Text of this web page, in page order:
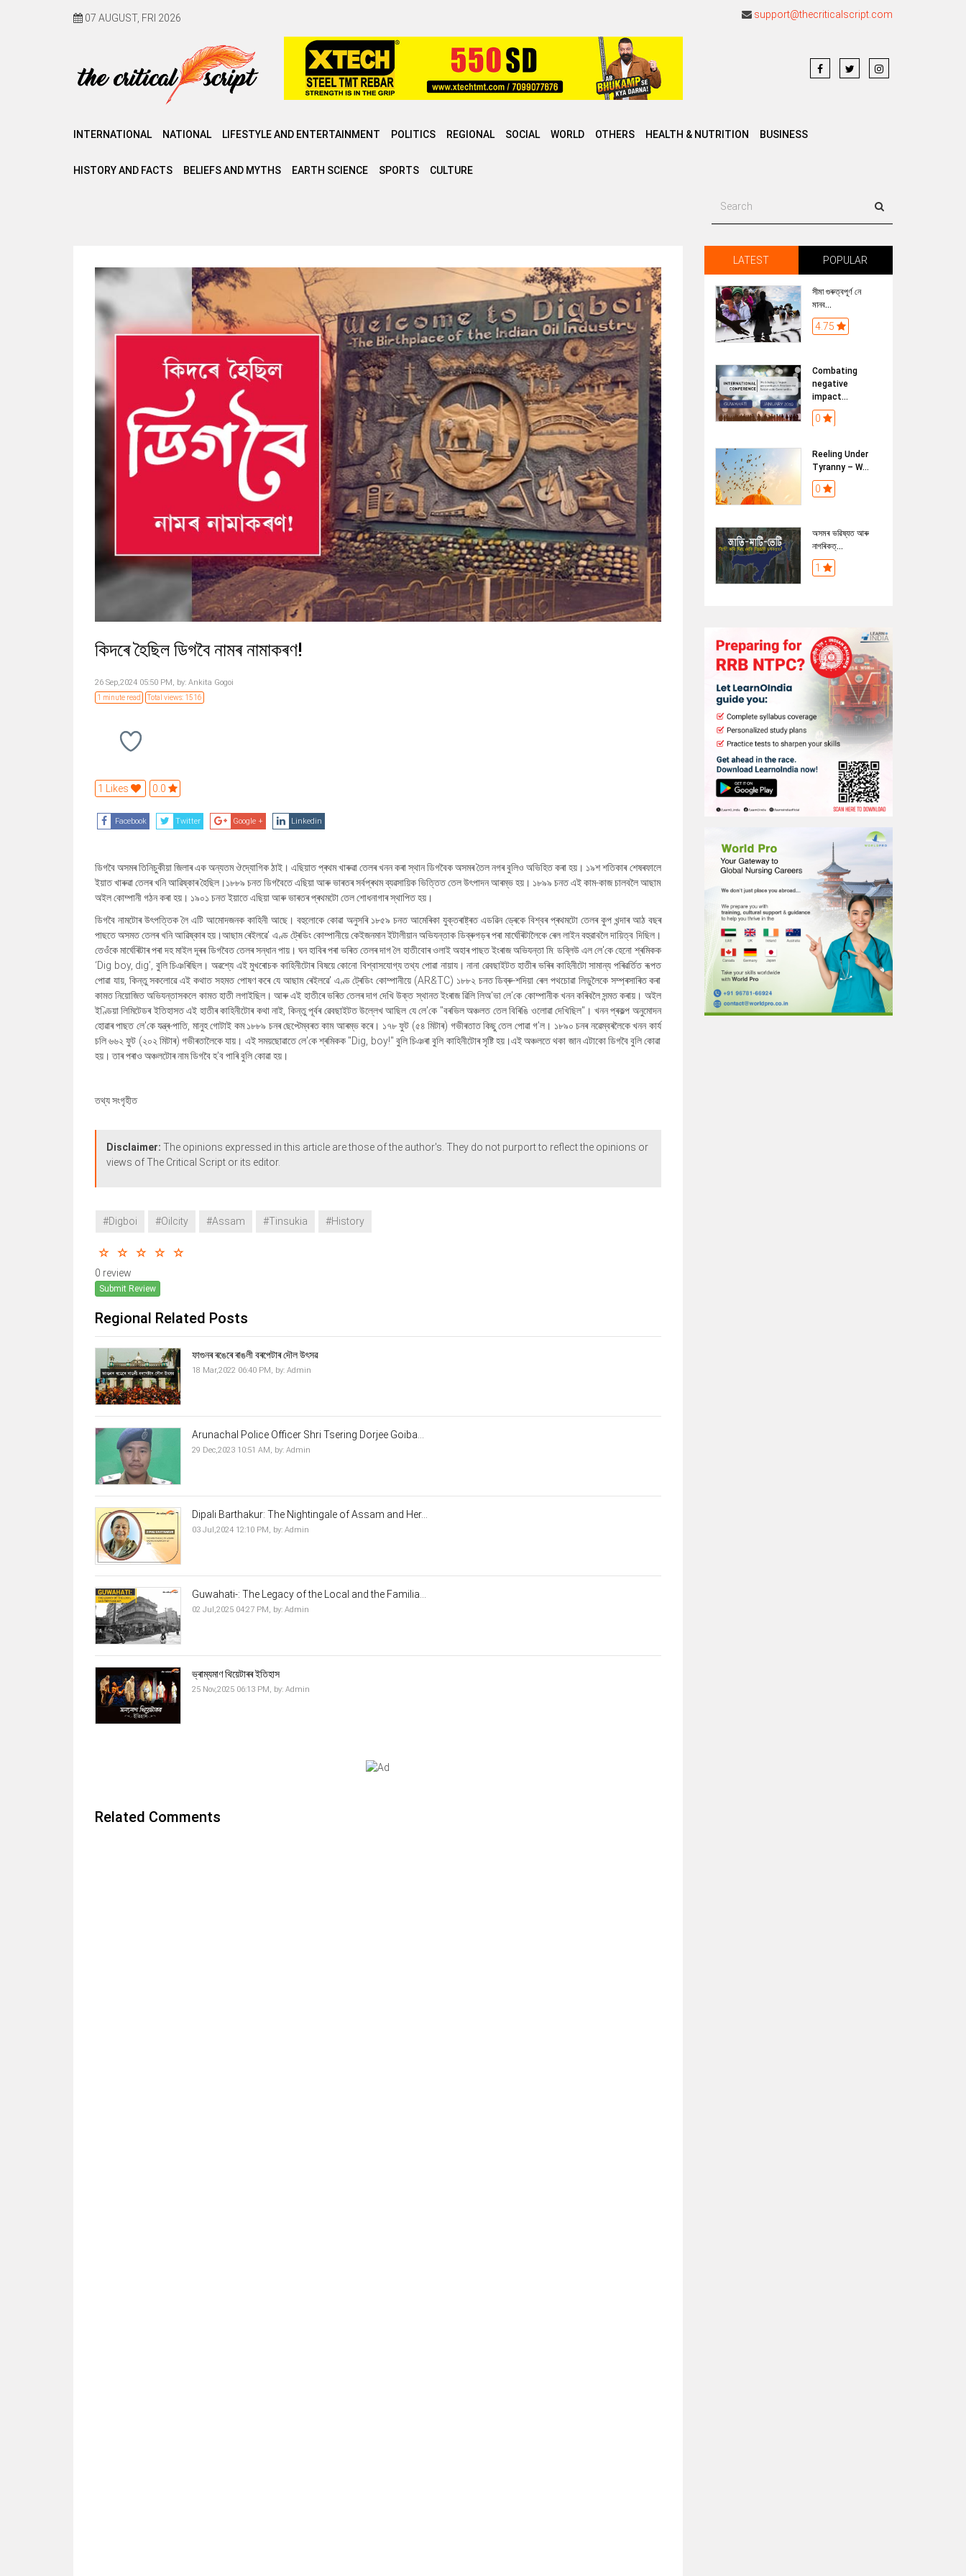
07 AUGUST, FRI 2026 support@thecriticalscript.com
INTERNATIONAL NATIONAL LIFESTYLE AND ENTERTAINMENT POLITICS REGIONAL SOCIAL WORLD OTHERS HEALTH & NUTRITION BUSINESS
HISTORY AND FACTS BELIEFS AND MYTHS EARTH SCIENCE SPORTS CULTURE
কিদৰে হৈছিল ডিগবৈ নামৰ নামাকৰণ!
26 Sep,2024 05:50 PM, by: Ankita Gogoi
1 minute read Total views: 1516
1 Likes 0.0
Facebook Twitter Google + Linkedin
ডিগবৈ অসমৰ তিনিচুকীয়া জিলাৰ এক অন্যতম ঔদ্যোগিক ঠাই। এছিয়াত প্ৰথম খাৰুৱা তেলৰ খনন কৰা স্থান ডিগবৈক অসমৰ তৈল নগৰ বুলিও অভিহিত কৰা হয়। ১৯শ শতিকাৰ শেষৰফালে
ইয়াত খাৰুৱা তেলৰ খনি আৱিষ্কাৰ হৈছিল।১৮৮৯ চনত ডিগবৈতে এছিয়া আৰু ভাৰতৰ সৰ্বপ্ৰথম ব্যৱসায়িক ভিত্তিত তেল উৎপাদন আৰম্ভ হয়। ১৮৯৯ চনত এই কাম-কাজ চালবলৈ আছাম
অ‌ইল কোম্পানী গঠন কৰা হয়। ১৯০১ চনত ইয়াতে এছিয়া আৰু ভাৰতৰ প্ৰথমটো তেল শোধনাগাৰ স্থাপিত হয়।
ডিগবৈ নামটোৰ উৎপত্তিক লৈ এটি আমোদজনক কাহিনী আছে। বহুলোকে কোৱা অনুসৰি ১৮৫৯ চনত আমেৰিকা যুক্তৰাষ্ট্ৰত এডৱিন ড্ৰেকে বিশ্বৰ প্ৰথমটো তেলৰ কুপ খন্দাৰ আঠ বছৰ
পাছতে অসমত তেলৰ খনি আৱিষ্কাৰ হয়।আছাম ৰেইলৱে' এণ্ড ট্ৰেডিং কোম্পানীয়ে কেইজনমান ইটালীয়ান অভিযন্তাক ডিব্ৰুগড়ৰ পৰা মাৰ্ঘেৰিটালৈকে ৰেল লাইন বহুৱাবলৈ দায়িত্ব দিছিল।
তেওঁকে মাৰ্ঘেৰিটাৰ পৰা দহ মাইল দূৰৰ ডিগবৈত তেলৰ সন্ধান পায়। ঘন হাবিৰ পৰা ভৰিত তেলৰ দাগ লৈ হাতীবোৰ ওলাই অহাৰ পাছত ইংৰাজ অভিযন্তা মি: ডব্লিউ এল লে'কে হেনো শ্ৰমিকক
‘Dig boy, dig’, বুলি চিঞৰিছিল। অৱশ্যে এই মুখৰোচক কাহিনীটোৰ বিষয়ে কোনো বিশ্বাসযোগ্য তথ্য পোৱা নায়ায। নানা ৱেবছাইটত হাতীৰ ভৰিৰ কাহিনীটো সামান্য পৰিৱৰ্তিত ৰূপত
পোৱা যায়, কিন্তু সকলোৱে এই কথাত সহমত পোষণ কৰে যে আছাম ৰেইলৱে' এণ্ড ট্ৰেডিং কোম্পানীয়ে (AR&TC) ১৮৮২ চনত ডিব্ৰু-শদিয়া ৰেল পথচোৱা লিডুলৈকে সম্প্ৰসাৰিত কৰা
কামত নিয়োজিত অভিযন্তাসকলে কামত হাতী লগাইছিল। আৰু এই হাতীৰে ভৰিত তেলৰ দাগ দেখি উক্ত স্থানত ইংৰাজ ৱিলি লিঅ'ভা লে'কে কোম্পানীক খনন কৰিবলৈ সন্মত কৰায়। অ‌ইল
ইণ্ডিয়া লিমিটেডৰ ইতিহাসত এই হাতীৰ কাহিনীটোৰ কথা নাই, কিন্তু পূৰ্বৰ ৱেবছাইটত উল্লেখ আছিল যে লে'কে "বৰভিল অঞ্চলত তেল বিৰিঙি ওলোৱা দেখিছিল"। খনন প্ৰকল্প অনুমোদন
হোৱাৰ পাছত লে'কে যন্ত্ৰ-পাতি, মানুহ গোটাই কম ১৮৮৯ চনৰ ছেপ্টেম্বৰত কাম আৰম্ভ কৰে। ১৭৮ ফুট (৫৪ মিটাৰ) গভীৰতাত কিছু তেল পোৱা গ'ল। ১৮৯০ চনৰ নৱেম্বৰলৈকে খনন কাৰ্য
চলি ৬৬২ ফুট (২০২ মিটাৰ) গভীৰতালৈকে যায়। এই সময়ছোৱাতে লে'কে শ্ৰমিকক "Dig, boy!" বুলি চিঞৰা বুলি কাহিনীটোৰ সৃষ্টি হয়।এই অঞ্চলতে থকা জান এটাকো ডিগবৈ বুলি কোৱা
হয়। তাৰ পৰাও অঞ্চলটোৰ নাম ডিগবৈ হ'ব পাৰি বুলি কোৱা হয়।
তথ্য সংগৃহীত
Disclaimer: The opinions expressed in this article are those of the author's. They do not purport to reflect the opinions or
views of The Critical Script or its editor.
#Digboi #Oilcity #Assam #Tinsukia #History
0 review
Submit Review
Regional Related Posts
ফাগুনৰ ৰঙেৰে ৰাঙলী বৰপেটাৰ দৌল উৎসৱ
18 Mar,2022 06:40 PM, by: Admin
Arunachal Police Officer Shri Tsering Dorjee Goiba...
29 Dec,2023 10:51 AM, by: Admin
Dipali Barthakur: The Nightingale of Assam and Her...
03 Jul,2024 12:10 PM, by: Admin
Guwahati-: The Legacy of the Local and the Familia...
02 Jul,2025 04:27 PM, by: Admin
ভ্ৰাম্যমাণ থিয়েটাৰৰ ইতিহাস
25 Nov,2025 06:13 PM, by: Admin
Related Comments
LATEST POPULAR
সীমা গুৰুত্বপূৰ্ণ নে
মানব...
4.75
Combating
negative
impact...
0
Reeling Under
Tyranny – W...
0
অসমৰ ভৱিষ্যত আৰু
নাগৰিকত্...
1